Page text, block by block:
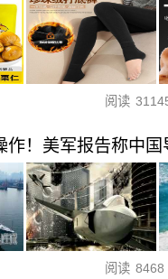
阅读
作！美军报告称中国
阅读 8468